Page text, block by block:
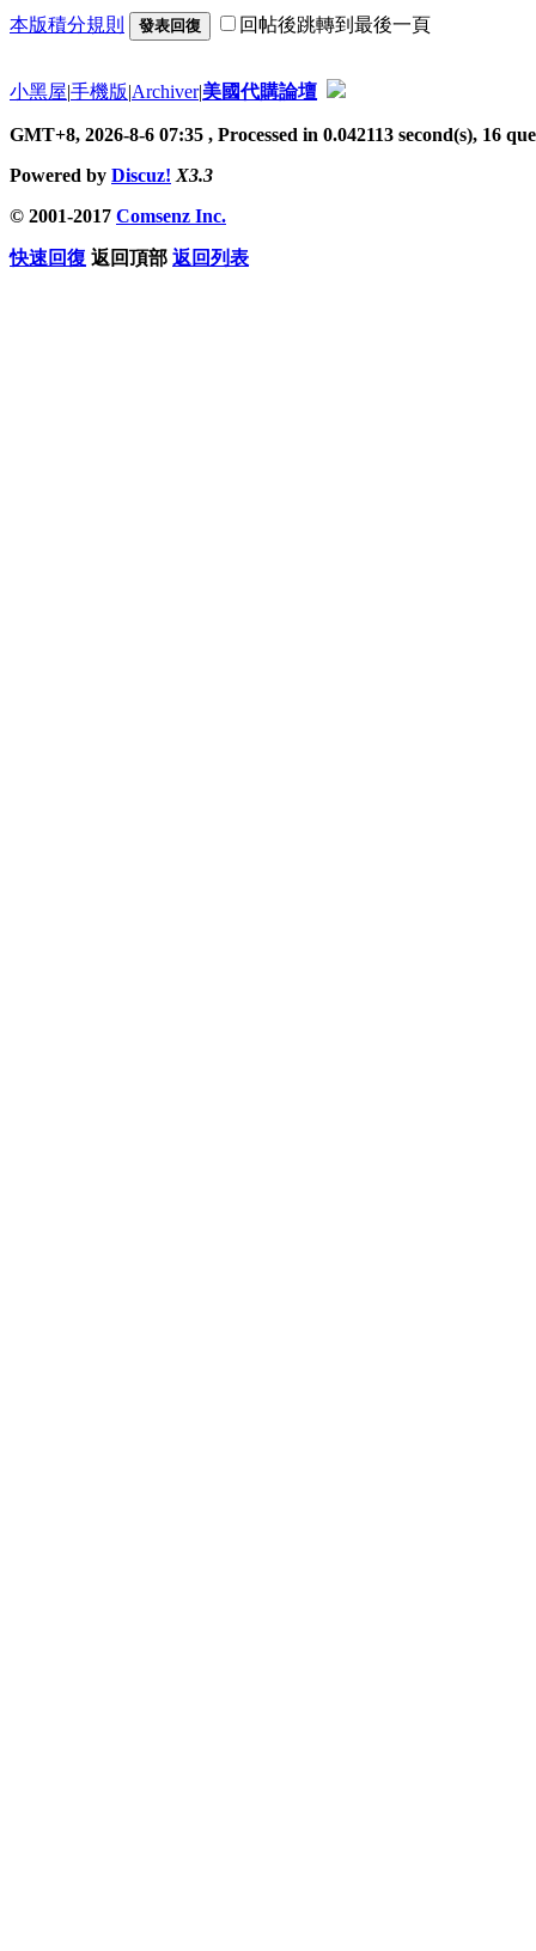
本版積分規則 發表回復 回帖後跳轉到最後一頁
小黑屋|手機版|Archiver|美國代購論壇
GMT+8, 2026-8-6 07:35 , Processed in 0.042113 second(s), 16
Powered by Discuz! X3.3
© 2001-2017 Comsenz Inc.
快速回復 返回頂部 返回列表